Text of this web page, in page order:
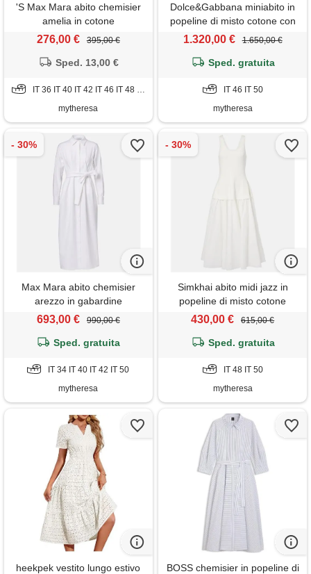
'S Max Mara abito chemisier
amelia in cotone
276,00 € 395,00 €
Sped. 13,00 €
IT 36 IT 40 IT 42 IT 46 IT 48 IT 50
mytheresa
Dolce&Gabbana miniabito in
popeline di misto cotone con
pizzo a fiori
1.320,00 € 1.650,00 €
Sped. gratuita
IT 46 IT 50
mytheresa
Max Mara abito chemisier
arezzo in gabardine
693,00 € 990,00 €
Sped. gratuita
IT 34 IT 40 IT 42 IT 50
mytheresa
Simkhai abito midi jazz in
popeline di misto cotone
430,00 € 615,00 €
Sped. gratuita
IT 48 IT 50
mytheresa
heekpek vestito lungo estivo
BOSS chemisier in popeline di